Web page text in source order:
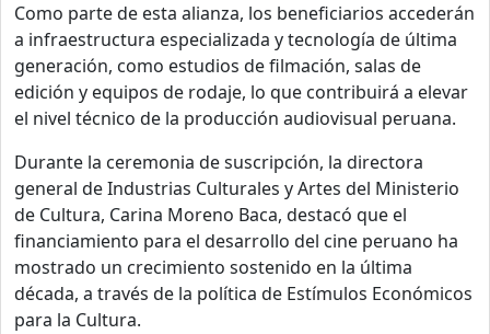
Como parte de esta alianza, los beneficiarios accederán
a infraestructura especializada y tecnología de última
generación, como estudios de filmación, salas de
edición y equipos de rodaje, lo que contribuirá a elevar
el nivel técnico de la producción audiovisual peruana.
Durante la ceremonia de suscripción, la directora
general de Industrias Culturales y Artes del Ministerio
de Cultura, Carina Moreno Baca, destacó que el
financiamiento para el desarrollo del cine peruano ha
mostrado un crecimiento sostenido en la última
década, a través de la política de Estímulos Económicos
para la Cultura.